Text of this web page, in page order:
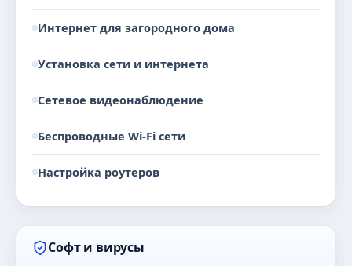
Интернет для загородного дома
Установка сети и интернета
Сетевое видеонаблюдение
Беспроводные Wi-Fi сети
Настройка роутеров
Софт и вирусы